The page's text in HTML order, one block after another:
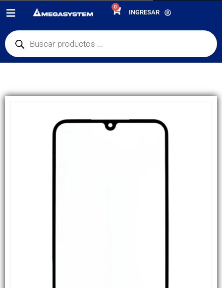
0
INGRESAR
PRODUCTOSREPUESTOS
GLASS + OCA
CAMON 18I, TE KF8